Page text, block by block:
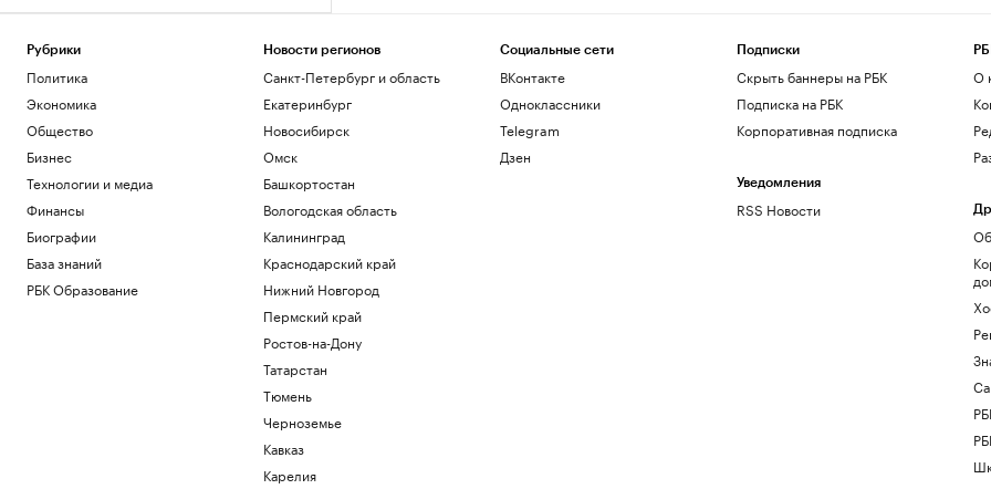
Рубрики
Политика
Экономика
Общество
Бизнес
Технологии и медиа
Финансы
Биографии
База знаний
РБК Образование
Новости регионов
Санкт-Петербург и область
Екатеринбург
Новосибирск
Омск
Башкортостан
Вологодская область
Калининград
Краснодарский край
Нижний Новгород
Пермский край
Ростов-на-Дону
Татарстан
Тюмень
Черноземье
Кавказ
Карелия
Социальные сети
ВКонтакте
Одноклассники
Telegram
Дзен
Подписки
Скрыть баннеры на РБК
Подписка на РБК
Корпоративная подписка
Уведомления
RSS Новости
О